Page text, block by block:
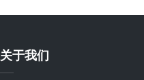
关于我们